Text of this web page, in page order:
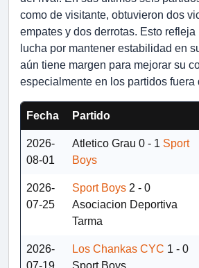
como de visitante, obtuvieron dos
empates y dos derrotas. Esto
lucha por mantener estabilidad en
aún tiene margen para mejorar su
especialmente en los partidos fuera
Fecha Partido
2026-
08-01
Atletico Grau 0 - 1 Sport
Boys
2026-
07-25
Sport Boys 2 - 0
Asociacion Deportiva
Tarma
2026-
Los Chankas CYC 1 - 0